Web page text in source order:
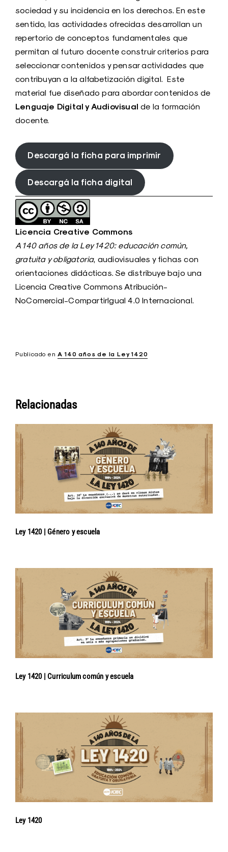
sociedad y su incidencia en los derechos. En este
sentido, las actividades ofrecidas desarrollan un
repertorio de conceptos fundamentales que
permitan al futuro docente construir criterios para
seleccionar contenidos y pensar actividades que
contribuyan a la alfabetización digital. Este
material fue diseñado para abordar contenidos de
Lenguaje Digital y Audiovisualde la formación
docente.
Descargá la ficha para imprimir
Descargá la ficha digital
Licencia Creative Commons
A 140 años de la Ley 1420: educación común,
gratuita y obligatoria, audiovisuales y fichas con
orientaciones didácticas. Se distribuye bajo una
Licencia Creative Commons Atribución-
NoComercial-CompartirIgual 4.0 Internacional.
Publicado enA 140 años de la Ley 1420
Relacionadas
Ley 1420 | Género y escuela
Ley 1420 | Curriculum común y escuela
Ley 1420